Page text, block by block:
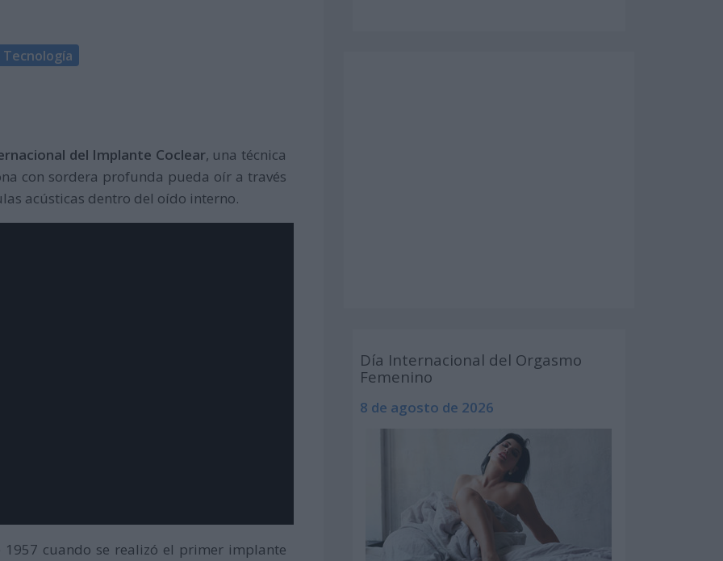
Tecnología
del Implante Coclear, una técnica
con sordera profunda pueda oír a través
acústicas dentro del oído interno.
cuando se realizó el primer implante
Día Internacional del Orgasmo
Femenino
8 de agosto de 2026